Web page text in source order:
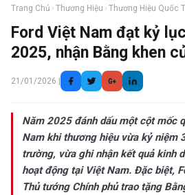
Trang Chủ › Thương Hiệu › Thương Hiệu Quốc
Ford Việt Nam đạt kỷ
2025, nhận Bằng khen
21/01/2026 | G+
Năm 2025 đánh dấu một cột mốc
Nam khi thương hiệu vừa kỷ niệm
trường, vừa ghi nhận kết quả kinh
hoạt động tại Việt Nam. Đặc biệt,
Thủ tướng Chính phủ trao tặng